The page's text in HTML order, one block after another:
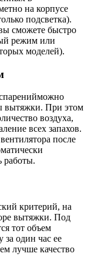
на корпусе
подсветка).
сможете быстро
режим или
моделей).
вытяжки. При этом
воздуха,
всех запахов.
после
работы.
критерий, на
вытяжки. Под
тот объем
за один час ее
лучше качество